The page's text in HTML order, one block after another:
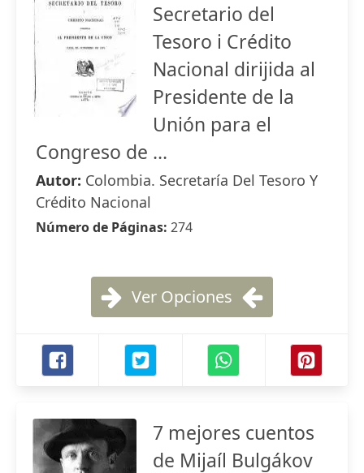
Secretario del
Tesoro i Crédito
Nacional dirijida al
Presidente de la
Unión para el
Congreso de ...
Autor: Colombia. Secretaría Del Tesoro Y
Crédito Nacional
Número de Páginas: 274
Ver Opciones
7 mejores cuentos
de Mijaíl Bulgákov